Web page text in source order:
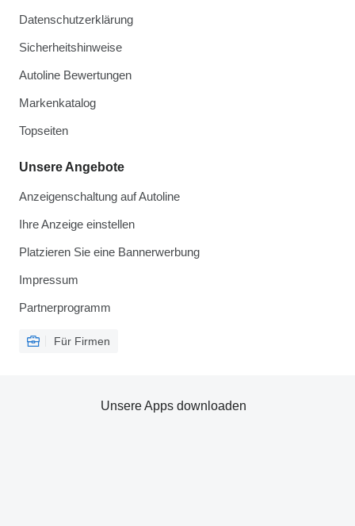
Datenschutzerklärung
Sicherheitshinweise
Autoline Bewertungen
Markenkatalog
Topseiten
Unsere Angebote
Anzeigenschaltung auf Autoline
Ihre Anzeige einstellen
Platzieren Sie eine Bannerwerbung
Impressum
Partnerprogramm
Für Firmen
Unsere Apps downloaden